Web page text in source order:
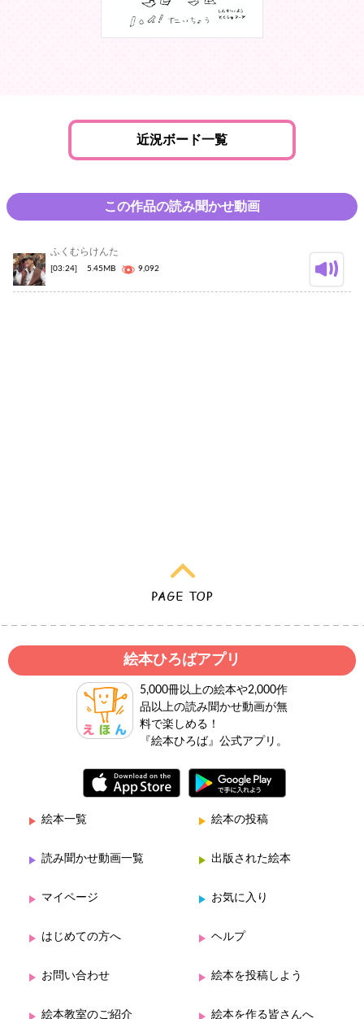
近況ボード一覧
この作品の読み聞かせ動画
ふくむらけんた
[03:24] 5.45MB 9,092
絵本ひろばアプリ
5,000冊以上の絵本や2,000作
品以上の読み聞かせ動画が無
料で楽しめる！
『絵本ひろば』公式アプリ。
絵本一覧 絵本の投稿
読み聞かせ動画一覧 出版された絵本
マイページ お気に入り
はじめての方へ ヘルプ
お問い合わせ 絵本を投稿しよう
絵本教室のご紹介 絵本を作る皆さんへ